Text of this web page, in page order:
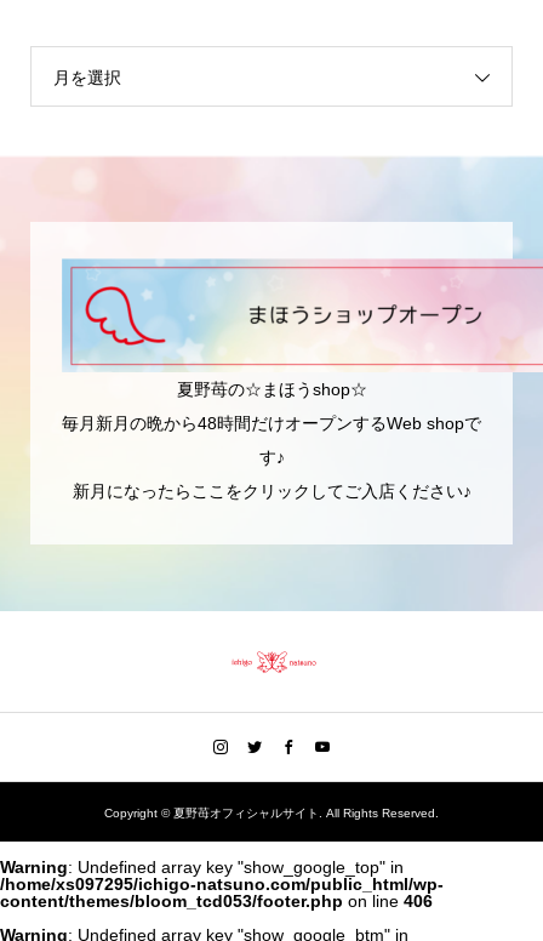
月を選択
夏野苺の☆まほうshop☆
毎月新月の晩から48時間だけオープンするWeb shopで
す♪
新月になったらここをクリックしてご入店ください♪
Copyright ©夏野苺オフィシャルサイト. All Rights Reserved.
Warning: Undefined array key "show_google_top" in
/home/xs097295/ichigo-natsuno.com/public_html/wp-
content/themes/bloom_tcd053/footer.php on line 406
Warning: Undefined array key "show_google_btm" in